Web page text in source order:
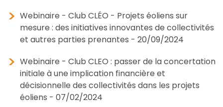
Webinaire - Club CLÉO - Projets éoliens sur
mesure : des initiatives innovantes de collectivités
et autres parties prenantes - 20/09/2024
Webinaire - Club CLEO : passer de la concertation
initiale à une implication financière et
décisionnelle des collectivités dans les projets
éoliens - 07/02/2024